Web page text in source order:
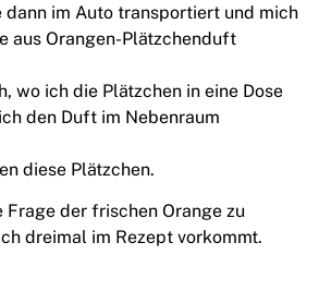
dann im Auto transportiert und mich
aus Orangen-Plätzchenduft
wo ich die Plätzchen in eine Dose
den Duft im Nebenraum
diese Plätzchen.
Frage der frischen Orange zu
dreimal im Rezept vorkommt.